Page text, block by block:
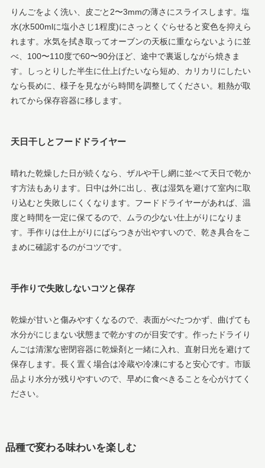
りんごをよく洗い、皮ごと2〜3mmの薄さにスライスします。塩
水(水500mlに塩小さじ1程度)にさっとくぐらせると変色を抑えら
れます。水気を拭き取ってオーブンの天板に重ならないように並
べ、100〜110度で60〜90分ほど、途中で裏返しながら焼きま
す。しっとりした半生に仕上げたいなら短め、カリカリにしたい
なら長めに、様子を見ながら時間を調整してください。粗熱が取
れてから保存容器に移します。
天日干しとフードドライヤー
晴れた乾燥した日が続くなら、ザルや干し網に並べて天日で乾か
す方法もあります。日中は外に出し、夜は湿気を避けて室内に取
り込むと失敗しにくくなります。フードドライヤーがあれば、温
度と時間を一定に保てるので、ムラの少ない仕上がりになりま
す。手作りは仕上がりにばらつきが出やすいので、乾き具合をこ
まめに確認するのがコツです。
手作りで失敗しないコツと保存
乾燥が甘いと傷みやすくなるので、表面がべたつかず、曲げても
水分がにじまない状態まで乾かすのが目安です。作ったドライり
んごは清潔な密閉容器に乾燥剤と一緒に入れ、直射日光を避けて
保存します。長く置く場合は冷蔵や冷凍にすると安心です。市販
品より水分が残りやすいので、早めに食べきることを心がけてく
ださい。
品種で変わる味わいを楽しむ